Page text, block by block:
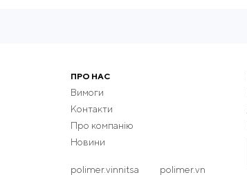
ПРО НАС
Вимоги
Контакти
Про компанію
Новини
polimer.vinnitsa polimer.vn